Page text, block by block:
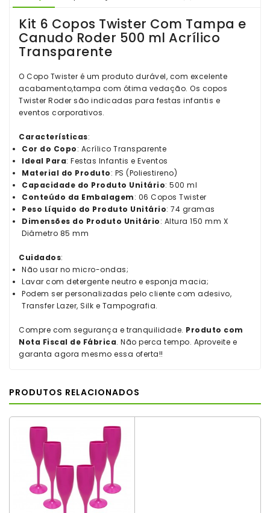
Kit 6 Copos Twister Com Tampa e
Canudo Roder 500 ml Acrílico
Transparente
O Copo Twister é um produto durável, com excelente
acabamento,tampa com ótima vedação. Os copos
Twister Roder são indicadas para festas infantis e
eventos corporativos.
Características:
Cor do Copo: Acrílico Transparente
Ideal Para: Festas Infantis e Eventos
Material do Produto: PS (Poliestireno)
Capacidade do Produto Unitário: 500 ml
Conteúdo da Embalagem: 06 Copos Twister
Peso Líquido do Produto Unitário: 74 gramas
Dimensões do Produto Unitário: Altura 150 mm X
Diâmetro 85 mm
Cuidados:
Não usar no micro-ondas;
Lavar com detergente neutro e esponja macia;
Podem ser personalizadas pelo cliente com adesivo,
Transfer Lazer, Silk e Tampografia.
Compre com segurança e tranquilidade. Produto com
Nota Fiscal de Fábrica. Não perca tempo. Aproveite e
garanta agora mesmo essa oferta!!
PRODUTOS RELACIONADOS